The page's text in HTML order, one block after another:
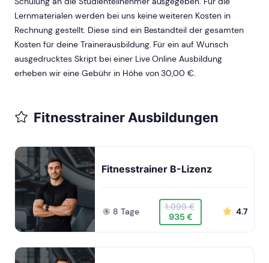
Lernmaterialen werden bei uns keine weiteren Kosten in
Rechnung gestellt. Diese sind ein Bestandteil der gesamten
Kosten für deine Trainerausbildung. Für ein auf Wunsch
ausgedrucktes Skript bei einer Live Online Ausbildung
erheben wir eine Gebühr in Höhe von 30,00 €.
Fitnesstrainer Ausbildungen
Fitnesstrainer B-Lizenz
8 Tage
1.099 €
935 €
4.7